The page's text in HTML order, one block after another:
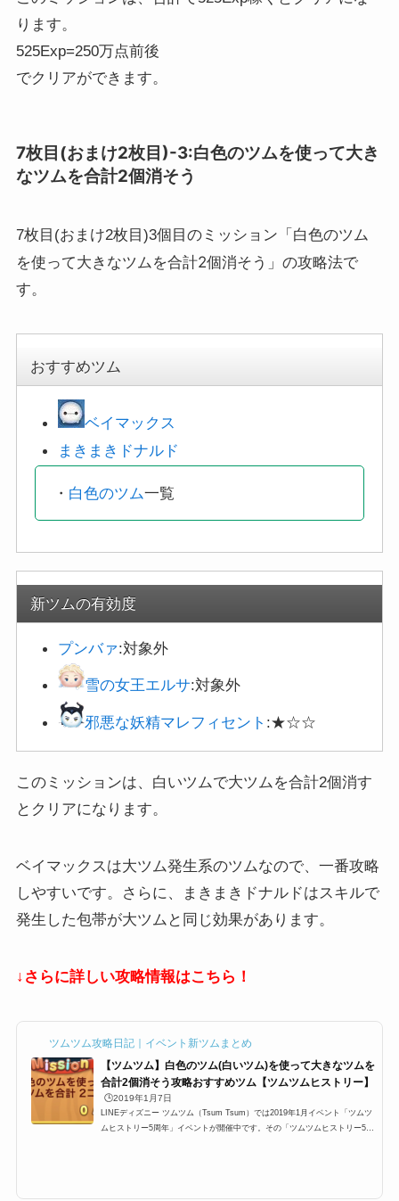
ります。
525Exp=250万点前後
でクリアができます。
7枚目(おまけ2枚目)-3:白色のツムを使って大き
なツムを合計2個消そう
7枚目(おまけ2枚目)3個目のミッション「 白色のツム
を使って大きなツムを合計2個消そう 」の攻略法で
す。
おすすめツム
ベイマックス
まきまきドナルド
・ 白色のツム一覧
新ツムの有効度
プンバァ:対象外
雪の女王エルサ:対象外
邪悪な妖精マレフィセント :★☆☆
このミッションは、白いツムで大ツムを合計2個消す
とクリアになります。
ベイマックスは大ツム発生系のツムなので、一番攻略
しやすいです。さらに、まきまきドナルドはスキルで
発生した包帯が大ツムと同じ効果があります。
↓さらに詳しい攻略情報はこちら！
ツムツム攻略日記｜イベント新ツムまとめ
【ツムツム】白色のツム(白いツム)を使って大きなツムを
合計2個消そう攻略おすすめツム【ツムツムヒストリー】
🕒️2019年1月7日
LINEディズニー ツムツム（Tsum Tsum）では2019年1月イベント「ツムツ
ムヒストリー5周年」イベントが開催中です。その「ツムツムヒストリー5周